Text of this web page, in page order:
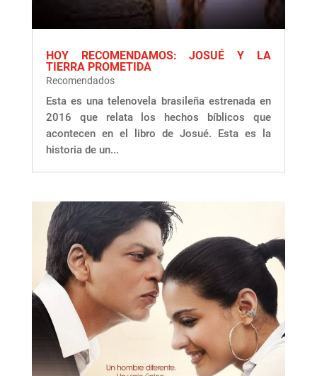
HOY RECOMENDAMOS: JOSUÉ Y LA
TIERRA PROMETIDA
Recomendados
Esta es una telenovela brasileña estrenada en
2016 que relata los hechos bíblicos que
acontecen en el libro de Josué. Esta es la
historia de un...